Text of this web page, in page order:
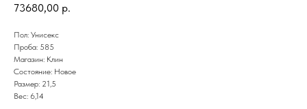
73680,00 р.
Пол: Унисекс
Проба: 585
Магазин: Клин
Состояние: Новое
Размер: 21,5
Вес: 6,14